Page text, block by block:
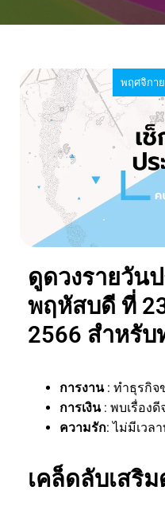
พฤศจิกา
ดูดวงรายวัน
พฤหัสบดี ที่
2566 สำหรั
การงาน: ทำธุรกิจ
การเงิน: พบเรื่องดี
ความรัก: ไม่มีเวล
เคล็ดลับเสริ